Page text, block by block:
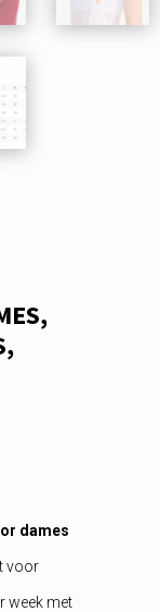
dames
voor
week met